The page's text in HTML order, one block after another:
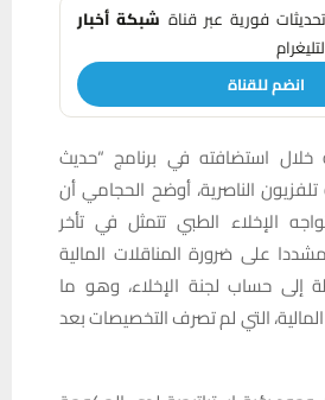
فورية عبر قناة شبكة أخبار
انضم للقناة
استضافته في برنامج “حديث
الناصرية، أوضح الحجامي أن
الإخلاء الطبي تتمثل في تأخر
على ضرورة المناقلات المالية
إلى حساب لجنة الإخلاء، وهو ما
التي لم تصرف التخصيصات بعد